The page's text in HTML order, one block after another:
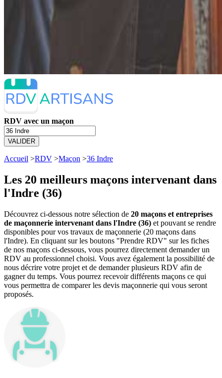
RDV avec un maçon
VALIDER
Accueil >RDV >Maçon >36 Indre
Les 20 meilleurs maçons intervenant dans
l'Indre (36)
Découvrez ci-dessous notre sélection de 20 maçons et entreprises
de maçonnerie intervenant dans l'Indre (36) et pouvant se rendre
disponibles pour vos travaux de maçonnerie (20 maçons dans
l'Indre). En cliquant sur les boutons "Prendre RDV" sur les fiches
de nos maçons ci-dessous, vous pourrez directement demander un
RDV au professionnel choisi. Vous avez également la possibilité de
nous décrire votre projet et de demander plusieurs RDV afin de
gagner du temps. Vous pourrez recevoir différents maçons ce qui
vous permettra de comparer les devis maçonnerie qui vous seront
proposés.